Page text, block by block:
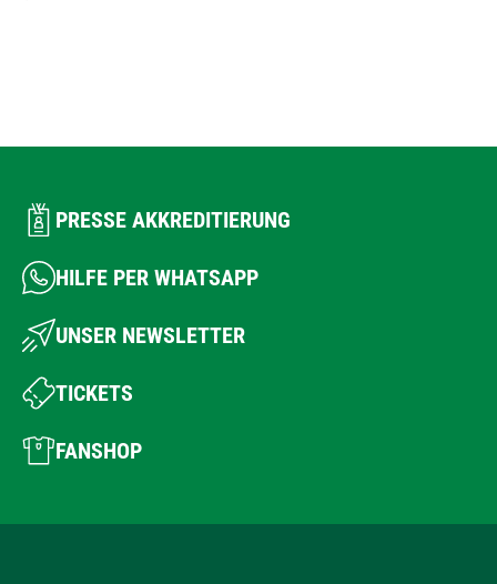
PRESSE AKKREDITIERUNG
HILFE PER WHATSAPP
UNSER NEWSLETTER
TICKETS
FANSHOP